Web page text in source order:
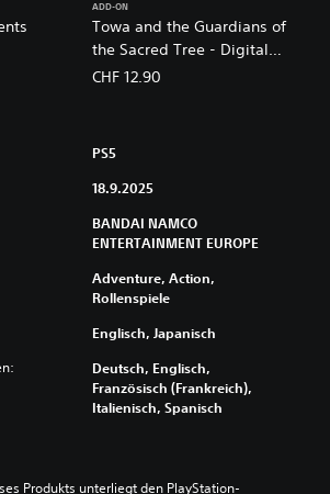
Towa and the Guardians of
the Sacred Tree - Digital
Artbook & Soundtrack
ADD-ON
CHF 12.90
PS5
18.9.2025
BANDAI NAMCO
ENTERTAINMENT EUROPE
Adventure, Action,
Rollenspiele
Englisch, Japanisch
Deutsch, Englisch,
Französisch (Frankreich),
Italienisch, Spanisch
Produkts unterliegt den PlayStation-